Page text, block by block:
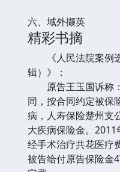
六、域外撷英
精彩书摘
《人民法院案例
辑）》：
原告王玉国诉称：
同，按合同约定被保
病，人寿保险楚州支
大疾病保险金。2011
经手术治疗共花医疗
被告给付原告保险金